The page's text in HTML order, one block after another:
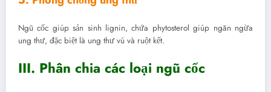
Ngũ cốc giúp sản sinh lignin, chứa phytosterol giúp ngăn ngừa
ung thư, đặc biệt là ung thư vú và ruột kết.
III. Phân chia các loại ngũ cốc